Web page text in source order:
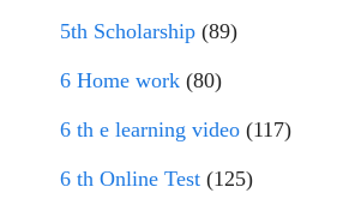
5th Scholarship (89)
6 Home work (80)
6 th e learning video (117)
6 th Online Test (125)